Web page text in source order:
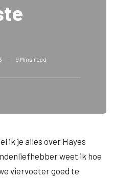
9 Mins read
ik je alles over Hayes
weet ik hoe
viervoeter goed te